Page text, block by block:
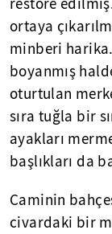
ortaya
minberi
boyanmış
oturtulan
sıra tuğla bir
ayakları
başlıkları da
Caminin
civardaki bir